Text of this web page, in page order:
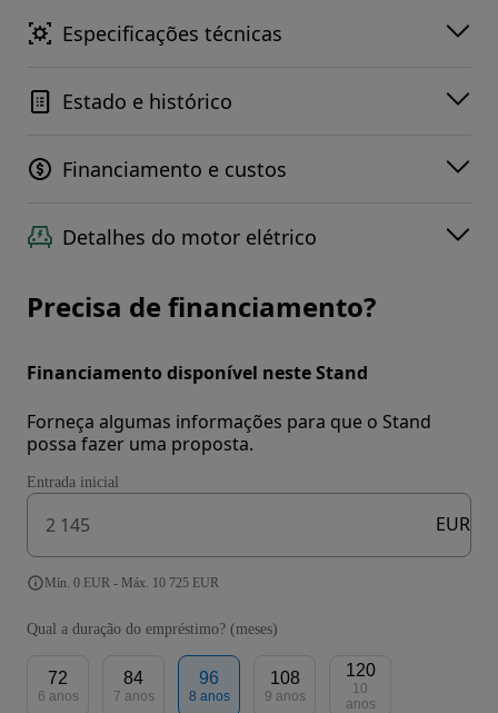
Especificações técnicas
Estado e histórico
Financiamento e custos
Detalhes do motor elétrico
Precisa de financiamento?
Financiamento disponível neste Stand
Forneça algumas informações para que o Stand
possa fazer uma proposta.
Entrada inicial
EUR
Mín. 0 EUR - Máx. 10 725 EUR
Qual a duração do empréstimo? (meses)
72
6 anos
84
7 anos
96
8 anos
108
9 anos
120
10
anos